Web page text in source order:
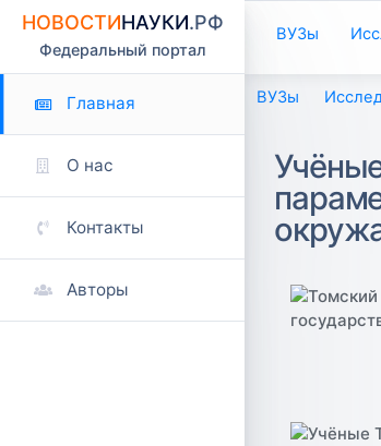
НОВОСТИНАУКИ.РФ
Федеральный портал
Главная
О нас
Контакты
Авторы
ВУЗы
ВУЗы